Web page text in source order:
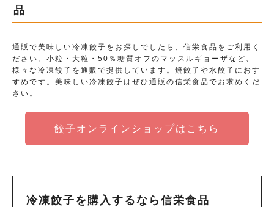
品
通販で美味しい冷凍餃子をお探しでしたら、信栄食品をご利用く
ださい。小粒・大粒・50％糖質オフのマッスルギョーザなど、
様々な冷凍餃子を通販で提供しています。焼餃子や水餃子におす
すめです。美味しい冷凍餃子はぜひ通販の信栄食品でお求めくだ
さい。
餃子オンラインショップはこちら
冷凍餃子を購入するなら信栄食品